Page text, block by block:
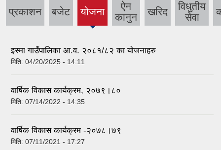
प्रकाशन बजेट योजना
ऐन
कानुन
खरिद
विधुतीय
सेवा
इस्मा गाउँपालिका आ.व. २०८१/८२ का योजनाहरु
मिति: 04/20/2025 - 14:11
वार्षिक विकास कार्यक्रम, २०७९।८०
मिति: 07/14/2022 - 14:35
वार्षिक विकास कार्यक्रम -२०७८।७९
मिति: 07/11/2021 - 17:27